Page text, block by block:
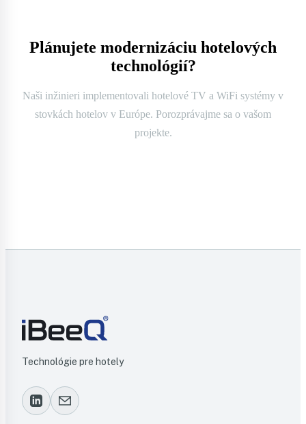
Plánujete modernizáciu hotelových
technológií?
Naši inžinieri implementovali hotelové TV a WiFi systémy v
stovkách hotelov v Európe. Porozprávajme sa o vašom
projekte.
Technológie pre hotely